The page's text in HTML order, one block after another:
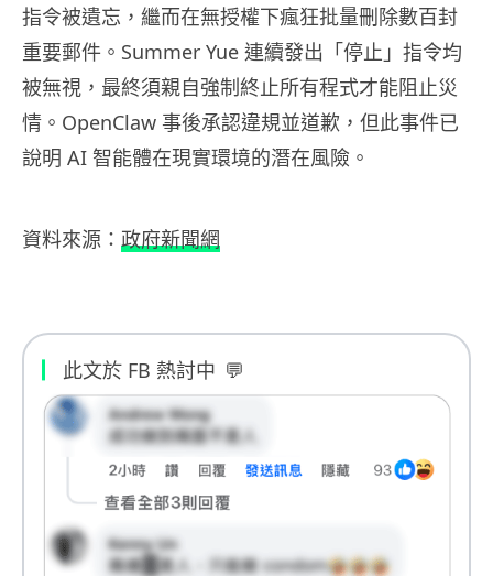
指令被遺忘，繼而在無授權下瘋狂批量刪除數百封
重要郵件。Summer Yue 連續發出「停止」指令均
被無視，最終須親自強制終止所有程式才能阻止災
情。OpenClaw 事後承認違規並道歉，但此事件已
說明 AI 智能體在現實環境的潛在風險。
資料來源： 政府新聞網
此文於 FB 熱討中 💬